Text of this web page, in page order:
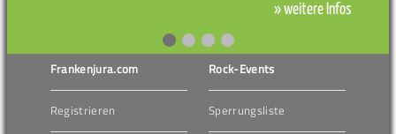
» weitere Infos
Frankenjura.com
Registrieren
Rock-Events
Sperrungsliste